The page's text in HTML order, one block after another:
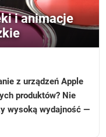
i animacje
z urządzeń Apple
produktów? Nie
wysoką wydajność —